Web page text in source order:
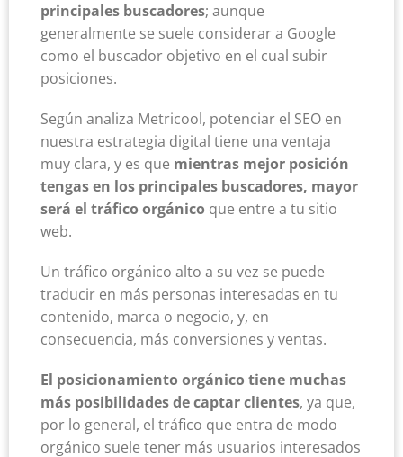
principales buscadores; aunque
generalmente se suele considerar a Google
como el buscador objetivo en el cual subir
posiciones.
Según analiza Metricool, potenciar el SEO en
nuestra estrategia digital tiene una ventaja
muy clara, y es que mientras mejor posición
tengas en los principales buscadores, mayor
será el tráfico orgánico que entre a tu sitio
web.
Un tráfico orgánico alto a su vez se puede
traducir en más personas interesadas en tu
contenido, marca o negocio, y, en
consecuencia, más conversiones y ventas.
El posicionamiento orgánico tiene muchas
más posibilidades de captar clientes, ya que,
por lo general, el tráfico que entra de modo
orgánico suele tener más usuarios interesados